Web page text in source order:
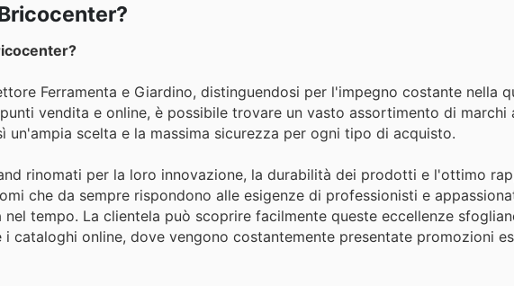
Ferramenta e Giardino, distinguendosi per l'impegno costante nella
vendita e online, è possibile trovare un vasto assortimento di marchi
un'ampia scelta e la massima sicurezza per ogni tipo di acquisto.
rinomati per la loro innovazione, la durabilità dei prodotti e l'ottimo
che da sempre rispondono alle esigenze di professionisti e
tempo. La clientela può scoprire facilmente queste eccellenze
cataloghi online, dove vengono costantemente presentate promozioni